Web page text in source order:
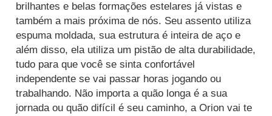
brilhantes e belas formações estelares já vistas e
também a mais próxima de nós. Seu assento utiliza
espuma moldada, sua estrutura é inteira de aço e
além disso, ela utiliza um pistão de alta durabilidade,
tudo para que você se sinta confortável
independente se vai passar horas jogando ou
trabalhando. Não importa a quão longa é a sua
jornada ou quão difícil é seu caminho, a Orion vai te